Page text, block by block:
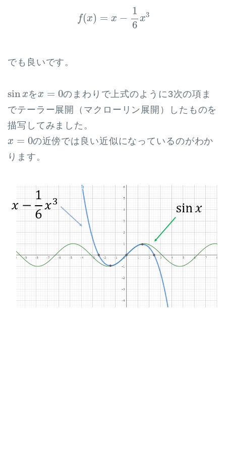
f(x) = x −
1
6 x3
x3
でも良いです。
sinx
sin x をx = 0
x
のまわりで上式のように3次の項ま
でテーラー展開（マクローリン展開）したものを
描写してみました。
x = 0
x
の近傍では良い近似になっているのがわか
ります。